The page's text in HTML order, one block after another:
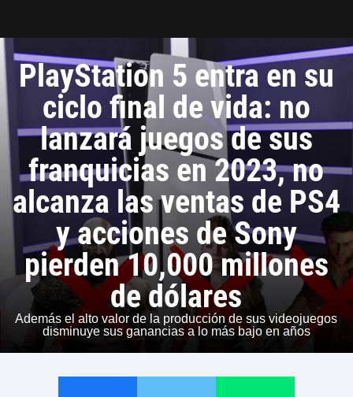
PlayStation 5 entra en su
ciclo final de vida: no
lanzará juegos de sus
franquicias en 2023, no
alcanza las ventas de PS4
y acciones de Sony
pierden 10,000 millones
de dólares
Además el alto valor de la producción de sus videojuegos
disminuye sus ganancias a lo más bajo en años